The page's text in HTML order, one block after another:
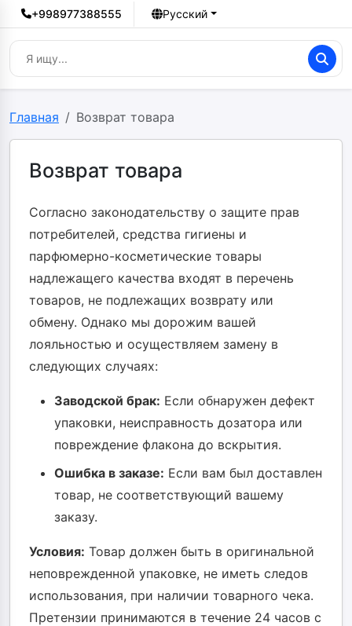
+998977388555 Русский
Главная Возврат товара
Возврат товара
Согласно законодательству о защите прав
потребителей, средства гигиены и
парфюмерно-косметические товары
надлежащего качества входят в перечень
товаров, не подлежащих возврату или
обмену. Однако мы дорожим вашей
лояльностью и осуществляем замену в
следующих случаях:
Заводской брак: Если обнаружен дефект
упаковки, неисправность дозатора или
повреждение флакона до вскрытия.
Ошибка в заказе: Если вам был доставлен
товар, не соответствующий вашему
заказу.
Условия: Товар должен быть в оригинальной
неповрежденной упаковке, не иметь следов
использования, при наличии товарного чека.
Претензии принимаются в течение 24 часов с